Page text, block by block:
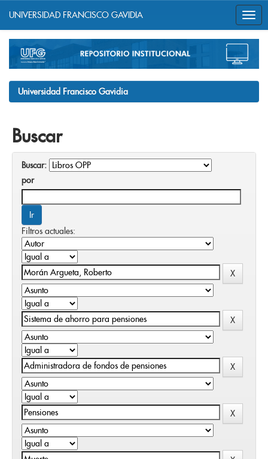
navigation
UNIVERSIDAD FRANCISCO GAVIDIA
Universidad Francisco Gavidia
Buscar
Buscar:
por
Filtros actuales: